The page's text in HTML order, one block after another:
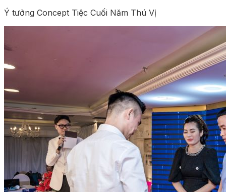
Ý tưởng Concept Tiệc Cuối Năm Thú Vị